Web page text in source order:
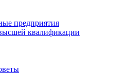
предприятия
квалификации